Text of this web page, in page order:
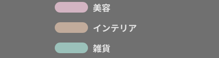
美容
インテリア
雑貨